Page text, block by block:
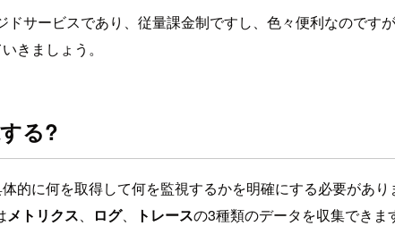
ドサービスであり、従量課金制ですし、色々便利なのです
きましょう。
る?
的に何を取得して何を監視するかを明確にする必要があり
メトリクス、 ログ、 トレースの3種類のデータを収集できま